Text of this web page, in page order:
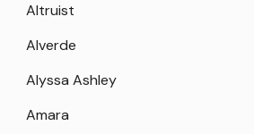
Altruist
Alverde
Alyssa Ashley
Amara